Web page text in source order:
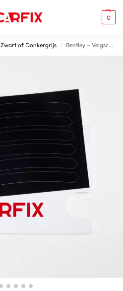
0
Zwart of Donkergrijs / Bentley – Velgschade Patches Gloss Black velgen